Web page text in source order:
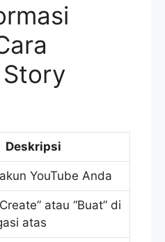
Deskripsi
YouTube Anda
atau “Buat” di
atas